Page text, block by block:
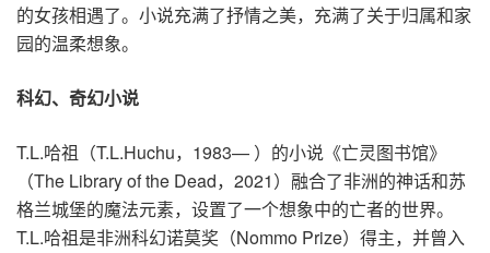
的女孩相遇了。小说充满了抒情之美，充满了关于归属和家
园的温柔想象。
科幻、奇幻小说
T.L.哈祖（T.L.Huchu，1983— ）的小说《亡灵图书馆》
（The Library of the Dead，2021）融合了非洲的神话和苏
格兰城堡的魔法元素，设置了一个想象中的亡者的世界。
T.L.哈祖是非洲科幻诺莫奖（Nommo Prize）得主，并曾入